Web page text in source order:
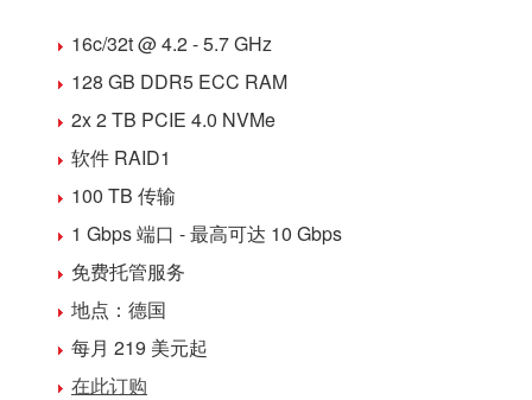
16c/32t @ 4.2 - 5.7 GHz
128 GB DDR5 ECC RAM
2x 2 TB PCIE 4.0 NVMe
软件 RAID1
100 TB 传输
1 Gbps 端口 - 最高可达 10 Gbps
免费托管服务
地点： 德国
每月 219 美元起
在此订购